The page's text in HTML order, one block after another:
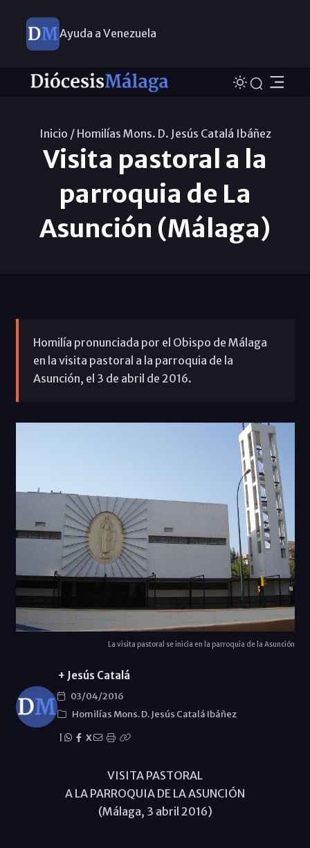
Ayuda a Venezuela
Inicio / Homilías Mons. D. Jesús Catalá Ibáñez
Visita pastoral a la
parroquia de La
Asunción (Málaga)
Homilía pronunciada por el Obispo de Málaga
en la visita pastoral a la parroquia de la
Asunción, el 3 de abril de 2016.
La visita pastoral se inicia en la parroquia de la Asunción
+ Jesús Catalá
03/04/2016
Homilías Mons. D. Jesús Catalá Ibáñez
X
VISITA PASTORAL
A LA PARROQUIA DE LA ASUNCIÓN
(Málaga, 3 abril 2016)